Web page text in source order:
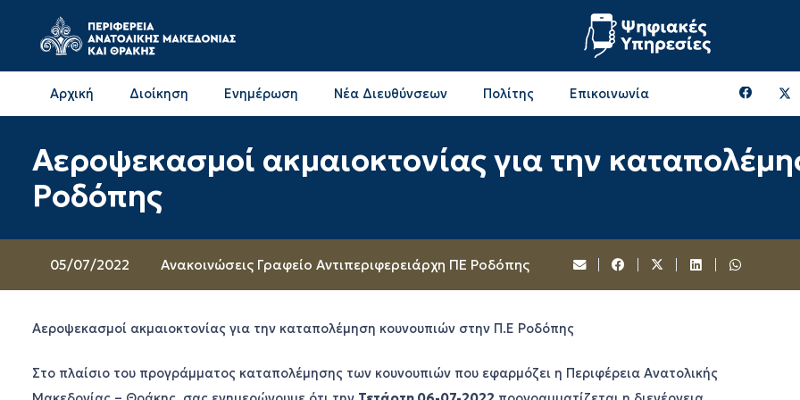
Αρχική Διοίκηση Ενημέρωση Νέα Διευθύνσεων Πολίτης Επικοινωνία
Αεροψεκασμοί ακμαιοκτονίας για την
Ροδόπης
05/07/2022 Ανακοινώσεις Γραφείο Αντιπεριφερειάρχη ΠΕ Ροδόπης
Αεροψεκασμοί ακμαιοκτονίας για την καταπολέμηση κουνουπιών στην Π.Ε Ροδόπης
Στο πλαίσιο του προγράμματος καταπολέμησης των κουνουπιών που εφαρμόζει η Περιφέρεια Ανατολικής